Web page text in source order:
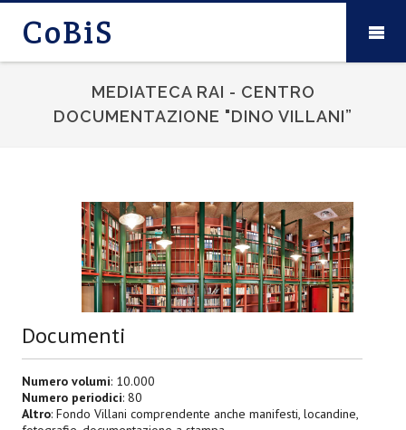
CoBiS
MEDIATECA RAI - CENTRO
DOCUMENTAZIONE "DINO VILLANI”
Documenti
Numero volumi: 10.000
Numero periodici: 80
Altro: Fondo Villani comprendente anche manifesti, locandine,